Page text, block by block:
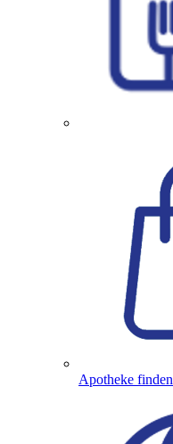
Apotheke finden